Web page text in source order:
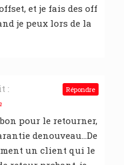
et je fais des off
je peux lors de la
:
pour le retourner,
denouveau…De
un client qui le
Répondre